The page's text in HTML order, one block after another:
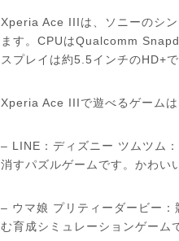
Xperia Ace IIIは、ソニーのシ
ます。CPUはQualcomm
スプレイは約5.5インチのHD+
Xperia Ace IIIで遊べるゲームは
– LINE：ディズニー ツムツム
消すパズルゲームです。かわい
– ウマ娘 プリティーダービー
む育成シミュレーションゲーム